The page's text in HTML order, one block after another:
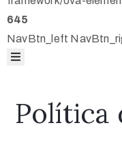
Bibliografía
Fundación
645
NavBtn_left
Mapas
Bibliografía
Fundación
Política